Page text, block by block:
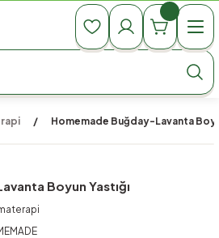
990 TL Üzeri Ücretsiz Kargo
Homemade Buğday-Lavanta
Boyun Yastığı